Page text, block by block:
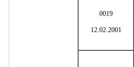
0019
12.02.2001